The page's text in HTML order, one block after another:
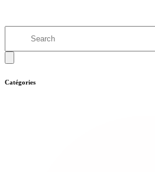
Catégories